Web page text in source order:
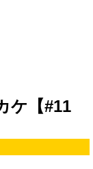
ケ【#11